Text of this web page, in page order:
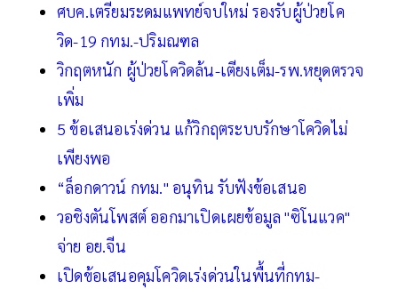
ศบค.เตรียมระดมแพทย์จบใหม่ รองรับผู้ป่วยโค
วิด-19 กทม.-ปริมณฑล
วิกฤตหนัก ผู้ป่วยโควิดล้น-เตียงเต็ม-รพ.หยุดตรวจ
เพิ่ม
5 ข้อเสนอเร่งด่วน แก้วิกฤตระบบรักษาโควิดไม่
เพียงพอ
“ล็อกดาวน์ กทม." อนุทิน รับฟังข้อเสนอ
วอชิงตันโพสต์ ออกมาเปิดเผยข้อมูล "ซิโนแวค"
จ่าย อย.จีน
เปิดข้อเสนอคุมโควิดเร่งด่วนในพื้นที่กทม-